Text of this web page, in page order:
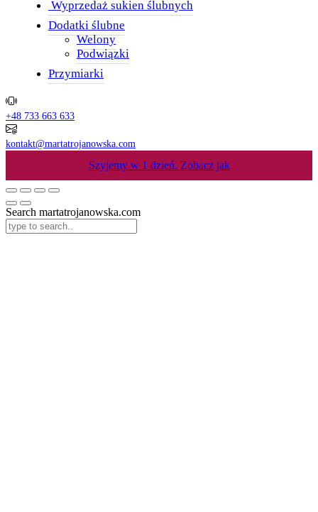
Wyprzedaż sukien ślubnych
Dodatki ślubne
Welony
Podwiązki
Przymiarki
+48 733 663 633
kontakt@martatrojanowska.com
Szyjemy w 1 dzień. Zobacz jak
Search martatrojanowska.com